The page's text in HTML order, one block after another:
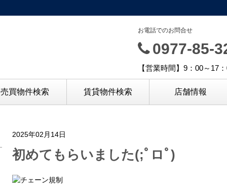
お電話でのお問合せ
0977-85-
【営業時間】9：00～17
売買物件検索 賃貸物件検索 店舗情報
2025年02月14日
初めてもらいました(;ﾟロﾟ)